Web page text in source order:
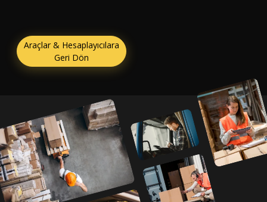
Araçlar & Hesaplayıcılara
Geri Dön